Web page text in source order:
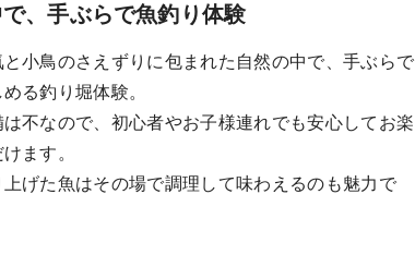
、手ぶらで魚釣り体験
小鳥のさえずりに包まれた自然の中で、手ぶらで
る釣り堀体験。
不なので、初心者やお子様連れでも安心してお楽
ます。
上げた魚はその場で調理して味わえるのも魅力で